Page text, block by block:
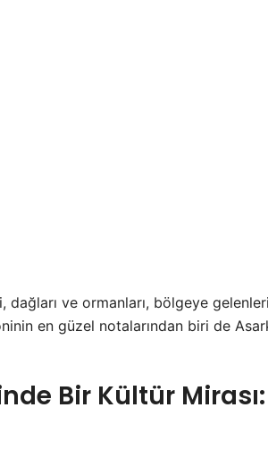
dağları ve ormanları, bölgeye
en güzel notalarından biri de
Bir Kültür